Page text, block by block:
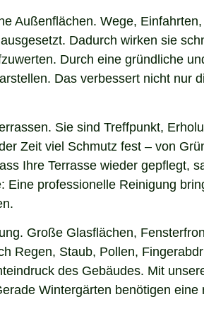
Außenflächen. Wege,
Dadurch wirken sie
Durch eine gründliche
Das verbessert nicht nur
Sie sind Treffpunkt,
Zeit viel Schmutz fest – von
Ihre Terrasse wieder gepflegt,
professionelle Reinigung
Große Glasflächen,
Regen, Staub, Pollen,
des Gebäudes. Mit
Wintergärten benötigen